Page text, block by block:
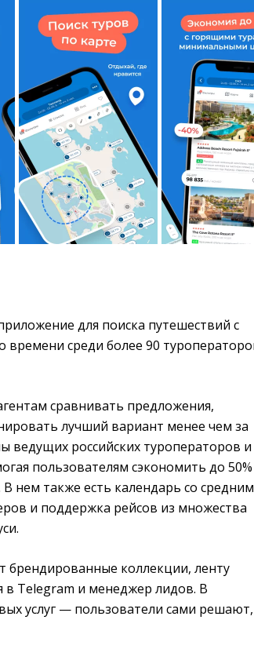
для поиска путешествий с
среди более 90
сравнивать предложения,
лучший вариант менее чем за
ведущих российских туроператоров и
пользователям сэкономить до 50%
нем также есть календарь со
и поддержка рейсов из множества
брендированные коллекции, ленту
Telegram и менеджер лидов. В
услуг — пользователи сами решают,